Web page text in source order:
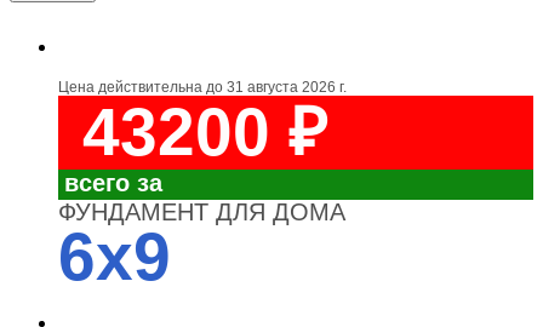
Цена действительна до 31 августа 2026 г.
43200 ₽
всего за
ФУНДАМЕНТ ДЛЯ ДОМА
6x9